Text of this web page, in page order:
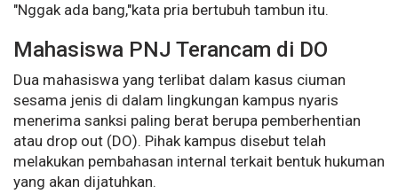
"Nggak ada bang,"kata pria bertubuh tambun itu.
Mahasiswa PNJ Terancam di DO
Dua mahasiswa yang terlibat dalam kasus ciuman
sesama jenis di dalam lingkungan kampus nyaris
menerima sanksi paling berat berupa pemberhentian
atau drop out (DO). Pihak kampus disebut telah
melakukan pembahasan internal terkait bentuk hukuman
yang akan dijatuhkan.